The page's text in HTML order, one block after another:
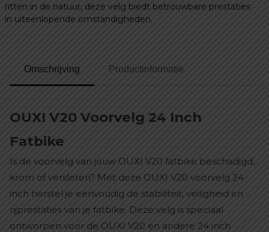
ritten in de natuur, deze velg biedt betrouwbare prestaties
in uiteenlopende omstandigheden.
Omschrijving Productinformatie
OUXI V20 Voorvelg 24 Inch
Fatbike
Is de voorvelg van jouw OUXI V20 fatbike beschadigd,
krom of versleten? Met deze OUXI V20 voorvelg 24
inch herstel je eenvoudig de stabiliteit, veiligheid en
rijprestaties van je fatbike. Deze velg is speciaal
ontworpen voor de OUXI V20 en andere 24 inch